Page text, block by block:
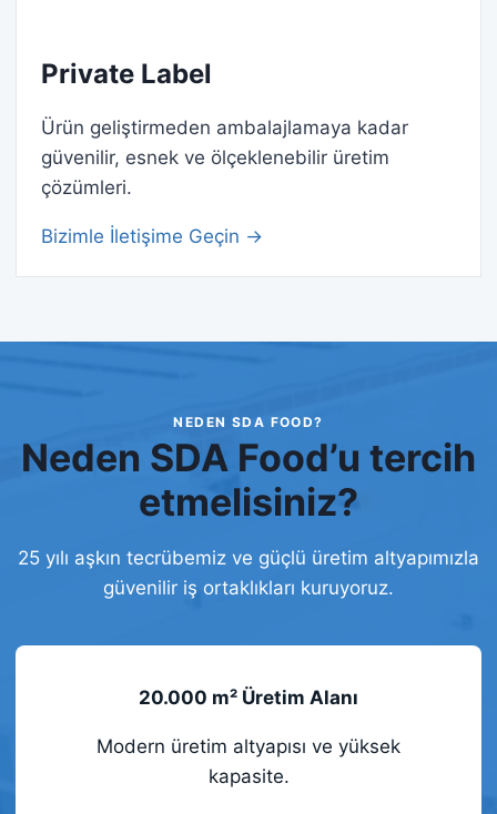
Private Label
Ürün geliştirmeden ambalajlamaya kadar
güvenilir, esnek ve ölçeklenebilir üretim
çözümleri.
Bizimle İletişime Geçin →
NEDEN SDA FOOD?
Neden SDA Food’u tercih
etmelisiniz?
25 yılı aşkın tecrübemiz ve güçlü üretim altyapımızla
güvenilir iş ortaklıkları kuruyoruz.
20.000 m² Üretim Alanı
Modern üretim altyapısı ve yüksek
kapasite.